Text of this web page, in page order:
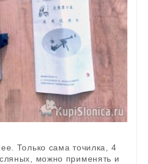
Только сама точилка, 4
можно применять и